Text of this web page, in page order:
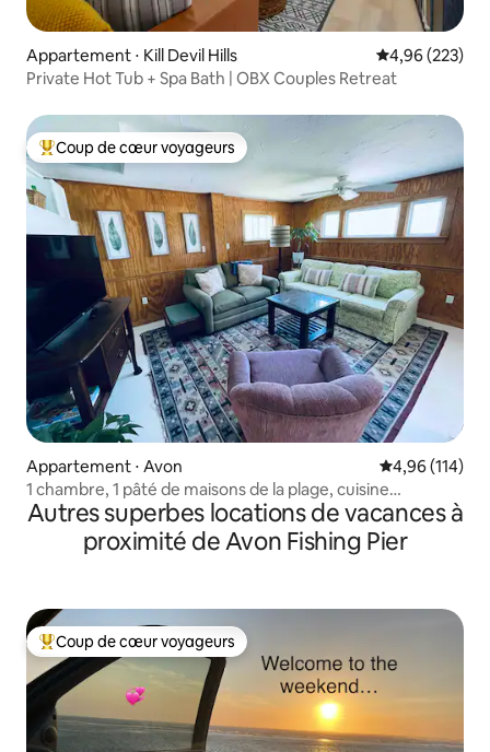
Appartement ⋅ Kill Devil Hills Évaluation
4,96 (223)
Private Hot Tub + Spa Bath | OBX Couples Retreat
Coups de cœur voyageurs les plus appréciés
Coup de cœur voyageurs
Appartement ⋅ Avon Évaluation
4,96 (114)
1 chambre, 1 pâté de maisons de la plage, cuisine
complète
Autres superbes locations de vacances à
proximité de Avon Fishing Pier
Coups de cœur voyageurs les plus appréciés
Coup de cœur voyageurs